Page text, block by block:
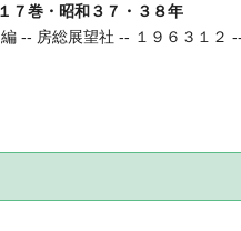
７巻・昭和３７・３８年
-- 房総展望社 -- １９６３１２